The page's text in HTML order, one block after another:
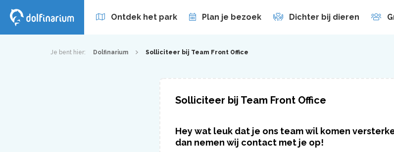
Ontdek het park Plan je bezoek Dichter bij dieren
Zakelijk Abonnementen
Je bent hier: Dolfinarium Solliciteer bij Team Front Office
Solliciteer bij Team Front Office
Hey wat leuk dat je ons team wil komen
dan nemen wij contact met je op!